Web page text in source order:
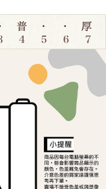
進項蒐集、處理及利用，
核對及更正。
oppay.tw/userRule
頁面顯示為準，若有關於
，請聯繫「AFTEE先享後付
support/home
先享後付」服務完成之交
交易相關給付款項請求債
護人之同意方可使用
失，本公司不負相關責
之用戶狀況，依本公司即
情形，本公司將視審查結果
。若發現惡意使用之情形，